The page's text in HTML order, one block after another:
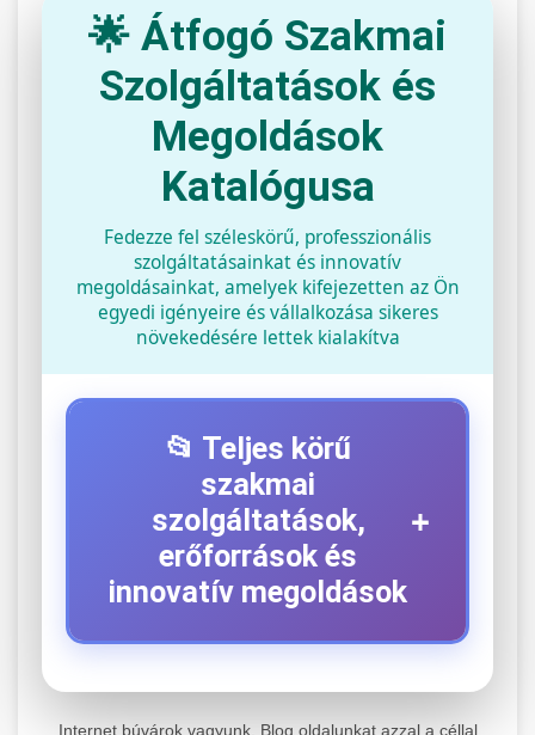
🌟 Átfogó Szakmai
Szolgáltatások és
Megoldások
Katalógusa
Fedezze fel széleskörű, professzionális
szolgáltatásainkat és innovatív
megoldásainkat, amelyek kifejezetten az Ön
egyedi igényeire és vállalkozása sikeres
növekedésére lettek kialakítva
📂 Teljes körű
szakmai
szolgáltatások,
erőforrások és
innovatív megoldások
+
+
Internet búvárok vagyunk. Blog oldalunkat azzal a céllal